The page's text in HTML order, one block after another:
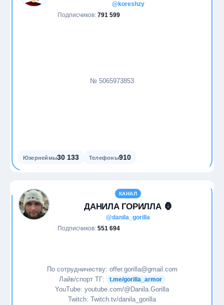
Питание
Путешествия
Развлечения
@koreshzy
Подписчиков: 791 599
№ 5065973853
Юзернеймы30 133 Телефоны910
КАНАЛ
ДАНИЛА ГОРИЛЛА 🦍
@danila_gorilla
Подписчиков: 551 694
По сотрудничеству: offer.gorilla@gmail.com
Лайв/спорт ТГ:
t.me/gorilla_armor
YouTube: youtube.com/@Danila.Gorilla
Twitch: Twitch.tv/danila_gorilla